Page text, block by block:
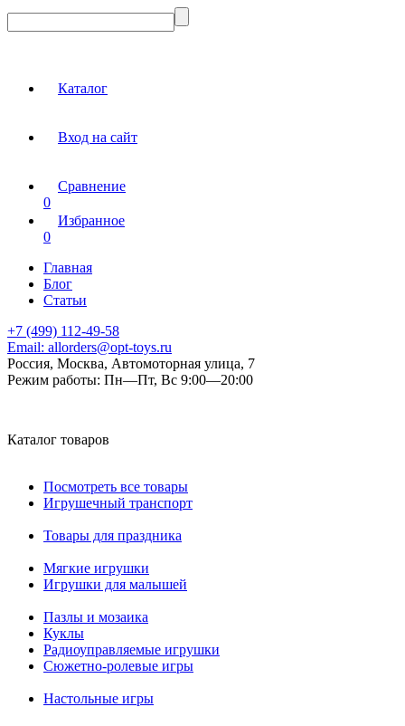
Каталог
Вход на сайт
Сравнение
0
Избранное
0
Главная
Блог
Статьи
+7 (499) 112-49-58
Email: allorders@opt-toys.ru
Россия, Москва, Автомоторная улица, 7
Режим работы: Пн—Пт, Вс 9:00—20:00
Каталог товаров
Посмотреть все товары
Игрушечный транспорт
Товары для праздника
Мягкие игрушки
Игрушки для малышей
Пазлы и мозаика
Куклы
Радиоуправляемые игрушки
Сюжетно-ролевые игры
Настольные игры